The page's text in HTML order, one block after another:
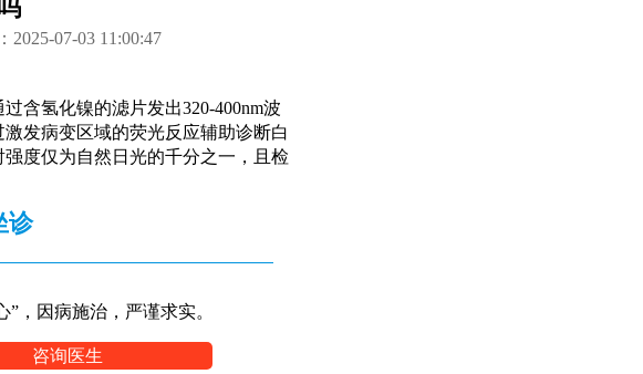
2025-07-03 11:00:47
含氢化镍的滤片发出320-400nm波
发病变区域的荧光反应辅助诊断白
度仅为自然日光的千分之一，且检
诊
”，因病施治，严谨求实。
咨询医生